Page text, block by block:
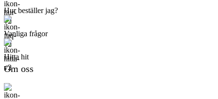
Hur beställer jag?
Vanliga frågor
Hitta hit
Om oss